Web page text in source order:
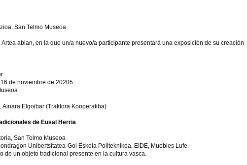
San Telmo Museoa
abian, en la que un/a nuevo/a participante presentará una exposición de su creación
de noviembre de 20205
Ainara Elgoibar (Traktora Kooperatiba)
de Eusal Herria
San Telmo Museoa
Unibertsitatea-Goi Eskola Politeknikoa, EIDE, Muebles Lufe.
de un objeto tradicional presente en la cultura vasca.